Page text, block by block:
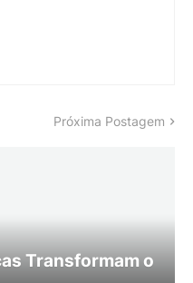
Próxima Postagem
Transformam o